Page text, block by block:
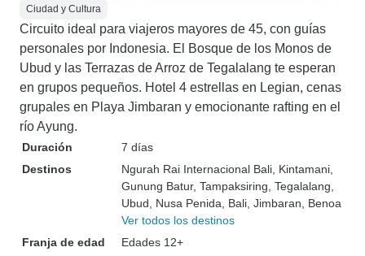
Ciudad y Cultura
Circuito ideal para viajeros mayores de 45, con guías
personales por Indonesia. El Bosque de los Monos de
Ubud y las Terrazas de Arroz de Tegalalang te esperan
en grupos pequeños. Hotel 4 estrellas en Legian, cenas
grupales en Playa Jimbaran y emocionante rafting en el
río Ayung.
Duración
7 días
Destinos
Ngurah Rai Internacional Bali , Kintamani
Gunung Batur, Tampaksiring , Tegalalang
Ubud , Nusa Penida , Bali , Jimbaran , Benoa
Ver todos los destinos
Franja de edad
Edades 12+